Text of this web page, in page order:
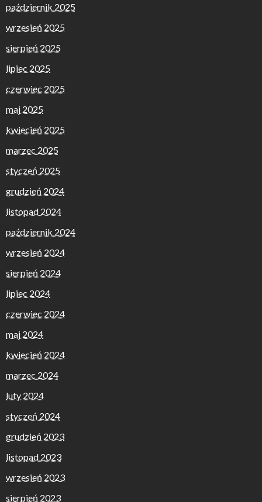
październik 2025
wrzesień 2025
sierpień 2025
lipiec 2025
czerwiec 2025
maj 2025
kwiecień 2025
marzec 2025
styczeń 2025
grudzień 2024
listopad 2024
październik 2024
wrzesień 2024
sierpień 2024
lipiec 2024
czerwiec 2024
maj 2024
kwiecień 2024
marzec 2024
luty 2024
styczeń 2024
grudzień 2023
listopad 2023
wrzesień 2023
sierpień 2023